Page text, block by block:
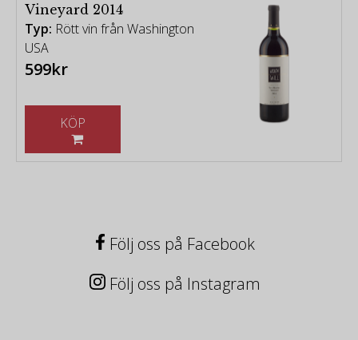
Vineyard 2014
Typ: Rött vin från Washington
USA
599kr
Följ oss på Facebook
Följ oss på Instagram